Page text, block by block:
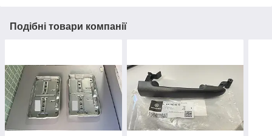
Подібні товари компанії